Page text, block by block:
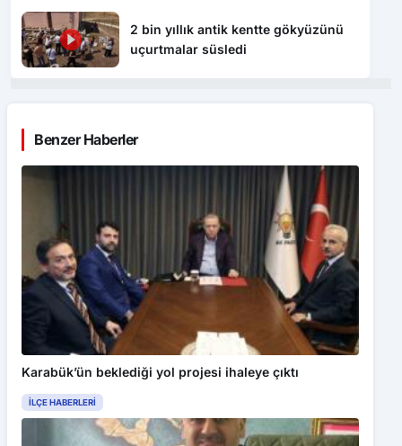
2 bin yıllık antik kentte gökyüzünü
uçurtmalar süsledi
Benzer Haberler
Karabük’ün beklediği yol projesi ihaleye çıktı
İLÇE HABERLERI